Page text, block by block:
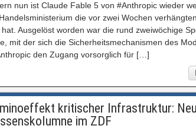
nun ist Claude Fable 5 von #Anthropic wieder
die vor zwei Wochen verhängten
Ausgelöst worden war die rund zweiwöchige
mit der sich die Sicherheitsmechanismen des
den Zugang vorsorglich für […]
kritischer Infrastruktur:
im ZDF